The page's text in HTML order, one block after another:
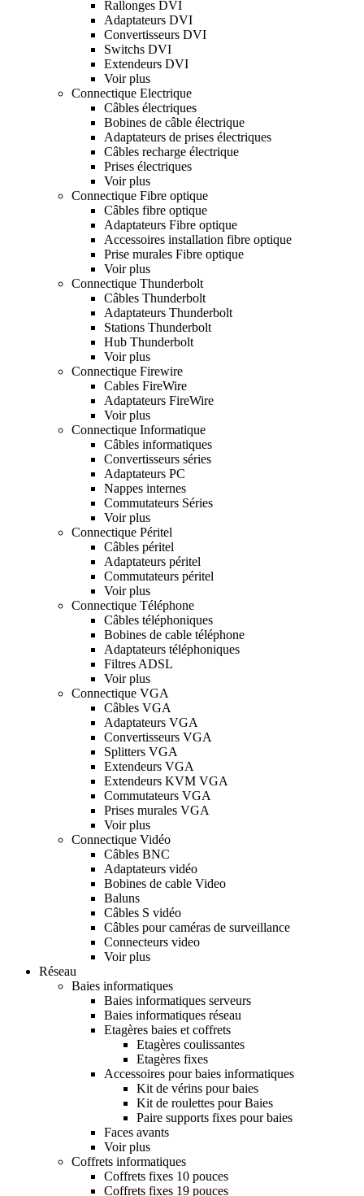
Rallonges DVI
Adaptateurs DVI
Convertisseurs DVI
Switchs DVI
Extendeurs DVI
Voir plus
Connectique Electrique
Câbles électriques
Bobines de câble électrique
Adaptateurs de prises électriques
Câbles recharge électrique
Prises électriques
Voir plus
Connectique Fibre optique
Câbles fibre optique
Adaptateurs Fibre optique
Accessoires installation fibre optique
Prise murales Fibre optique
Voir plus
Connectique Thunderbolt
Câbles Thunderbolt
Adaptateurs Thunderbolt
Stations Thunderbolt
Hub Thunderbolt
Voir plus
Connectique Firewire
Cables FireWire
Adaptateurs FireWire
Voir plus
Connectique Informatique
Câbles informatiques
Convertisseurs séries
Adaptateurs PC
Nappes internes
Commutateurs Séries
Voir plus
Connectique Péritel
Câbles péritel
Adaptateurs péritel
Commutateurs péritel
Voir plus
Connectique Téléphone
Câbles téléphoniques
Bobines de cable téléphone
Adaptateurs téléphoniques
Filtres ADSL
Voir plus
Connectique VGA
Câbles VGA
Adaptateurs VGA
Convertisseurs VGA
Splitters VGA
Extendeurs VGA
Extendeurs KVM VGA
Commutateurs VGA
Prises murales VGA
Voir plus
Connectique Vidéo
Câbles BNC
Adaptateurs vidéo
Bobines de cable Video
Baluns
Câbles S vidéo
Câbles pour caméras de surveillance
Connecteurs video
Voir plus
Réseau
Baies informatiques
Baies informatiques serveurs
Baies informatiques réseau
Etagères baies et coffrets
Etagères coulissantes
Etagères fixes
Accessoires pour baies informatiques
Kit de vérins pour baies
Kit de roulettes pour Baies
Paire supports fixes pour baies
Faces avants
Voir plus
Coffrets informatiques
Coffrets fixes 10 pouces
Coffrets fixes 19 pouces